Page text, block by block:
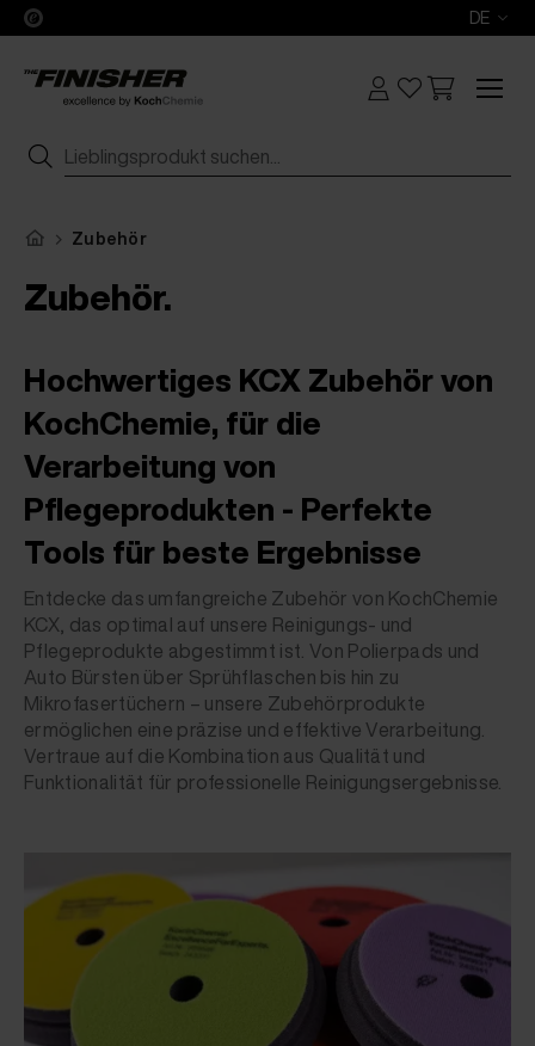
DE
Zubehör
Zubehör.
Hochwertiges KCX Zubehör von
KochChemie, für die
Verarbeitung von
Pflegeprodukten - Perfekte
Tools für beste Ergebnisse
Entdecke das umfangreiche Zubehör von KochChemie
KCX, das optimal auf unsere Reinigungs- und
Pflegeprodukte abgestimmt ist. Von Polierpads und
Auto Bürsten über Sprühflaschen bis hin zu
Mikrofasertüchern – unsere Zubehörprodukte
ermöglichen eine präzise und effektive Verarbeitung.
Vertraue auf die Kombination aus Qualität und
Funktionalität für professionelle Reinigungsergebnisse.